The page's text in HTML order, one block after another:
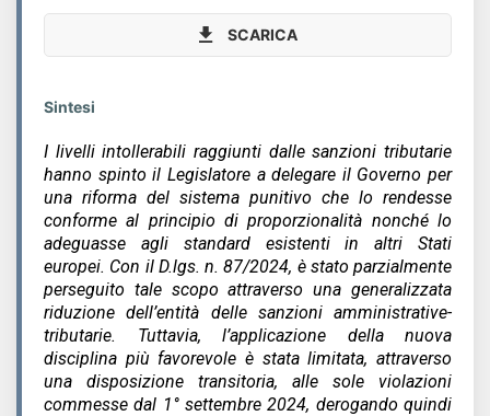
SCARICA
Sintesi
I livelli intollerabili raggiunti dalle sanzioni tributarie
hanno spinto il Legislatore a delegare il Governo per
una riforma del sistema punitivo che lo rendesse
conforme al principio di proporzionalità nonché lo
adeguasse agli standard esistenti in altri Stati
europei. Con il D.lgs. n. 87/2024, è stato parzialmente
perseguito tale scopo attraverso una generalizzata
riduzione dell’entità delle sanzioni amministrative-
tributarie. Tuttavia, l’applicazione della nuova
disciplina più favorevole è stata limitata, attraverso
una disposizione transitoria, alle sole violazioni
commesse dal 1° settembre 2024, derogando quindi